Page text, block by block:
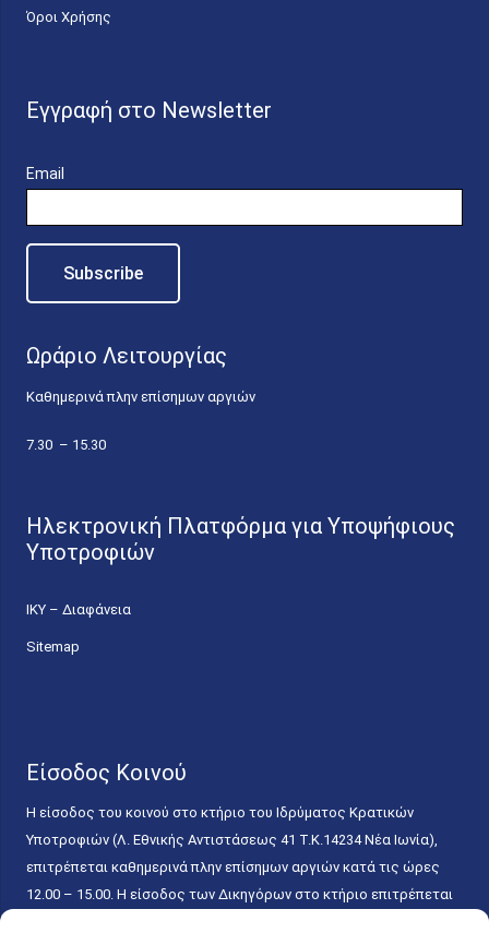
Όροι Χρήσης
Εγγραφή στο Newsletter
Email
Ωράριο Λειτουργίας
Καθημερινά πλην επίσημων αργιών
7.30 – 15.30
Ηλεκτρονική Πλατφόρμα για Υποψήφιους
Υποτροφιών
ΙΚΥ – Διαφάνεια
Sitemap
Είσοδος Κοινού
Η είσοδος του κοινού στο κτήριο του Ιδρύματος Κρατικών
Υποτροφιών (Λ. Εθνικής Αντιστάσεως 41 T.K.14234 Νέα Ιωνία),
επιτρέπεται καθημερινά πλην επίσημων αργιών κατά τις ώρες
12.00 – 15.00. Η είσοδος των Δικηγόρων στο κτήριο επιτρέπεται